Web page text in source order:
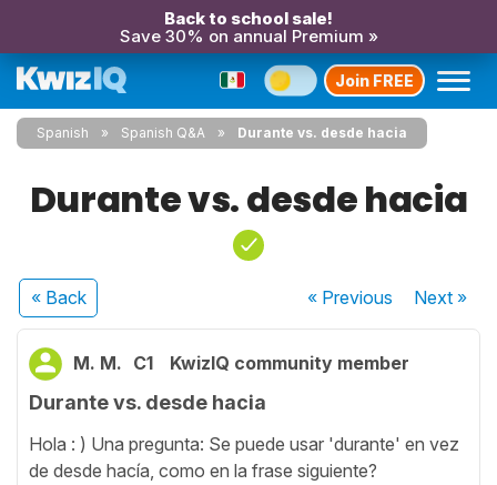
Back to school sale!
Save 30% on annual Premium »
Join FREE
Spanish Spanish Q&A Durante vs. desde hacia
Durante vs. desde hacia
« Back « Previous Next»
M. M. C1 KwizIQ community member
Durante vs. desde hacia
Hola : ) Una pregunta: Se puede usar 'durante' en vez
de desde hacía, como en la frase siguiente?